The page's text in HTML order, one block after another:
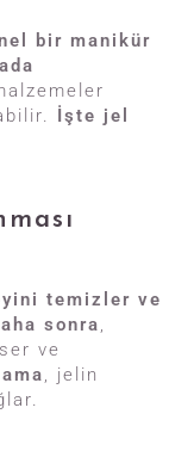
bir manikür
İşte jel
temizler ve
sonra,
ve
, jelin